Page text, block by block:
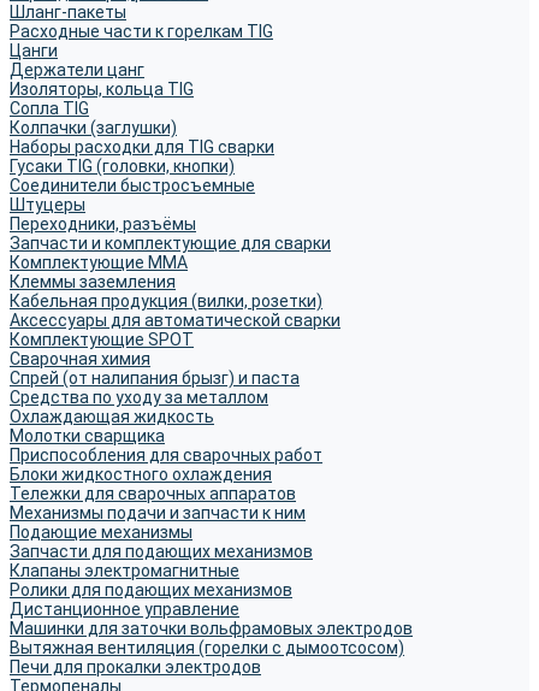
Шланг-пакеты
Расходные части к горелкам TIG
Цанги
Держатели цанг
Изоляторы, кольца TIG
Сопла TIG
Колпачки (заглушки)
Наборы расходки для TIG сварки
Гусаки TIG (головки, кнопки)
Соединители быстросъемные
Штуцеры
Переходники, разъёмы
Запчасти и комплектующие для сварки
Комплектующие ММА
Клеммы заземления
Кабельная продукция (вилки, розетки)
Аксессуары для автоматической сварки
Комплектующие SPOT
Сварочная химия
Спрей (от налипания брызг) и паста
Средства по уходу за металлом
Охлаждающая жидкость
Молотки сварщика
Приспособления для сварочных работ
Блоки жидкостного охлаждения
Тележки для сварочных аппаратов
Механизмы подачи и запчасти к ним
Подающие механизмы
Запчасти для подающих механизмов
Клапаны электромагнитные
Ролики для подающих механизмов
Дистанционное управление
Машинки для заточки вольфрамовых электродов
Вытяжная вентиляция (горелки с дымоотсосом)
Печи для прокалки электродов
Термопеналы